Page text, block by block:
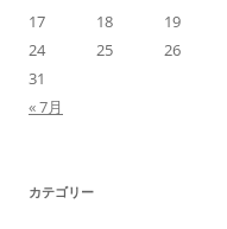
17
18 19
24
25 26
31
« 7月
カテゴリー